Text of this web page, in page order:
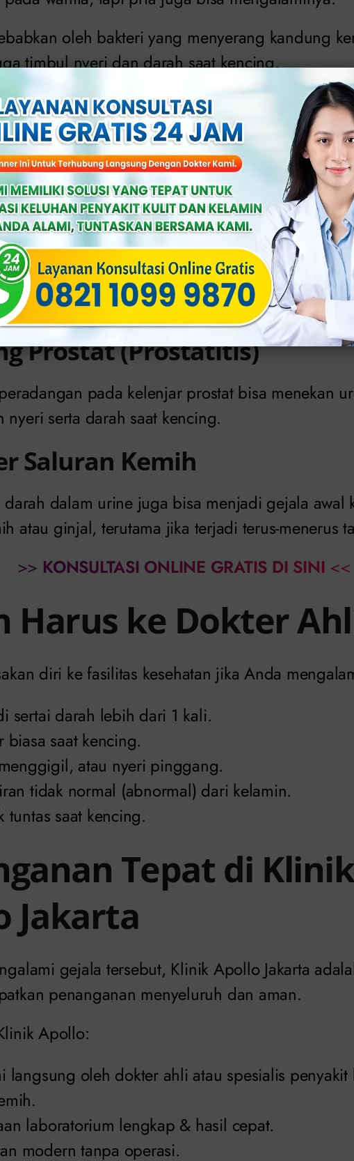
oleh bakteri yang menyerang kandung
timbul nyeri dan darah saat kencing.
Menular Seksual (IMS)
gonore (kencing nanah), klamidia, atau herpes
luka, iritasi, hingga peradangan di saluran
kencing terasa sakit dan berdarah.
atau Batu Saluran
bisa melukai dinding saluran kemih,
urine.
Prostat (Prostatitis)
pada kelenjar prostat bisa menekan
nyeri serta darah saat kencing.
Saluran Kemih
dalam urine juga bisa menjadi gejala awal
atau ginjal, terutama jika terjadi terus-menerus
>> KONSULTASI ONLINE GRATIS DI SINI <<
Harus ke Dokter
diri ke fasilitas kesehatan jika Anda
sertai darah lebih dari 1 kali.
biasa saat kencing.
atau nyeri pinggang.
tidak normal (abnormal) dari kelamin.
tuntas saat kencing.
Tepat di Klinik
Jakarta
gejala tersebut, Klinik Apollo Jakarta
penanganan menyeluruh dan aman.
Apollo:
langsung oleh dokter ahli atau spesialis
laboratorium lengkap & hasil cepat.
modern tanpa operasi.